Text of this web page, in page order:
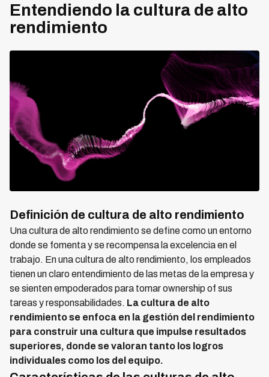
Entendiendo la cultura de alto
rendimiento
Definición de cultura de alto rendimiento
Una cultura de alto rendimiento se define como un entorno
donde se fomenta y se recompensa la excelencia en el
trabajo. En una cultura de alto rendimiento, los empleados
tienen un claro entendimiento de las metas de la empresa y
se sienten empoderados para tomar ownership of sus
tareas y responsabilidades. La cultura de alto
rendimiento se enfoca en la gestión del rendimiento
para construir una cultura que impulse resultados
superiores, donde se valoran tanto los logros
individuales como los del equipo.